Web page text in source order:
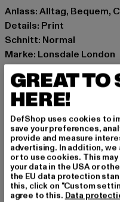
Anlass: Alltag, Bequem,
Details: Print
Schnitt: Normal
Marke: Lonsdale London
Kat.: T-Shirts
Farbe: weiß
Hersteller Farbe: white/
Art.Nr: 117656-01249
Hersteller: Punch GmbH |
Im Taubental 15a | 41468
GREAT TO
HERE!
DefShop uses cookies to
save your preferences,
provide and measure
advertising. In addition,
or to use cookies. This
your data in the USA or
the EU data protection
this, click on "Custom
agree to this. Data